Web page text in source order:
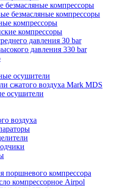
безмасляные компрессоры
безмасляные компрессоры
компрессоры
компрессоры
давления 30 bar
давления 330 bar
осушители
сжатого воздуха Mark MDS
осушители
воздуха
поршневого компрессора
компрессорное Airpol